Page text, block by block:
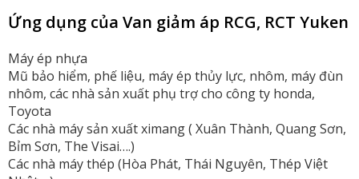
Ứng dụng của Van giảm áp RCG, RCT Yuken
Máy ép nhựa
Mũ bảo hiểm, phế liệu, máy ép thủy lực, nhôm, máy đùn
nhôm, các nhà sản xuất phụ trợ cho công ty honda,
Toyota
Các nhà máy sản xuất ximang ( Xuân Thành, Quang Sơn,
Bỉm Sơn, The Visai….)
Các nhà máy thép (Hòa Phát, Thái Nguyên, Thép Việt